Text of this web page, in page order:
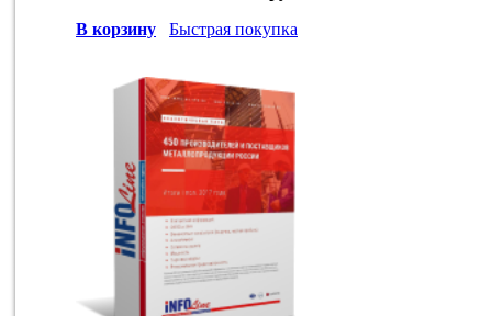
В корзину
Быстрая покупка